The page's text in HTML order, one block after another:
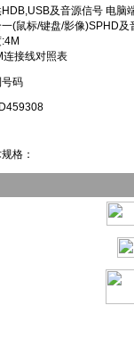
及音源信号 电脑
(鼠标/键盘/影像)SPHD
连接线对照表
码
格：